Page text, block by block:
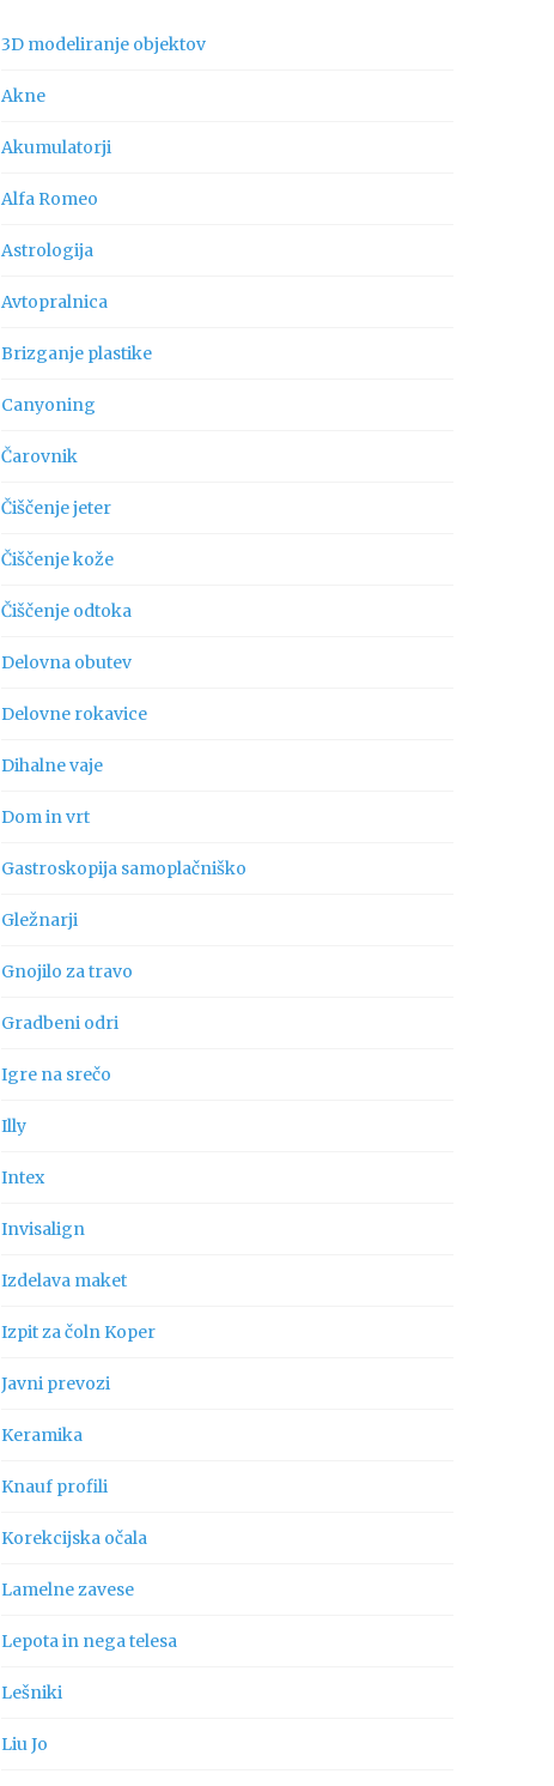
3D modeliranje objektov
Akne
Akumulatorji
Alfa Romeo
Astrologija
Avtopralnica
Brizganje plastike
Canyoning
Čarovnik
Čiščenje jeter
Čiščenje kože
Čiščenje odtoka
Delovna obutev
Delovne rokavice
Dihalne vaje
Dom in vrt
Gastroskopija samoplačniško
Gležnarji
Gnojilo za travo
Gradbeni odri
Igre na srečo
Illy
Intex
Invisalign
Izdelava maket
Izpit za čoln Koper
Javni prevozi
Keramika
Knauf profili
Korekcijska očala
Lamelne zavese
Lepota in nega telesa
Lešniki
Liu Jo